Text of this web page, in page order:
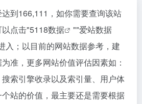
到166,111，如你需要查询该站
点击"5118数据 ""爱站数据
入；以目前的网站数据参考，建
准，更多网站价值评估因素如：
索引擎收录以及索引量、用户体
站的价值，最主要还是需要根据